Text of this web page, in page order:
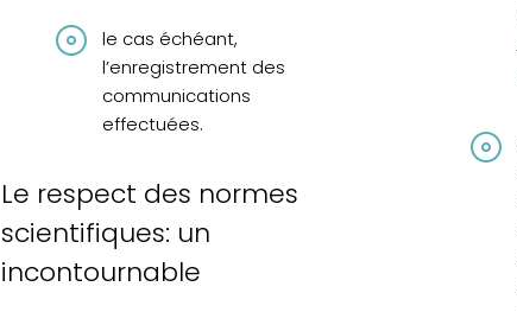
le cas échéant,
l’enregistrement des
communications
effectuées.
Le respect des normes
scientifiques: un
incontournable